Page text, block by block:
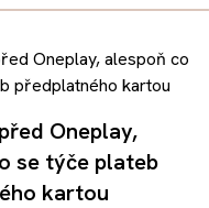
Oneplay,
se týče plateb
kartou